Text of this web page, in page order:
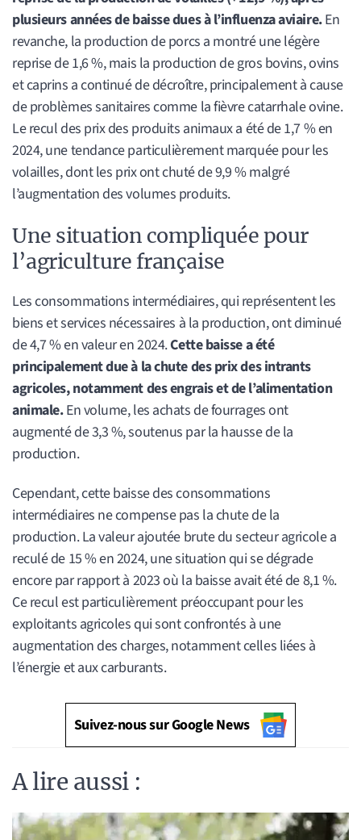
plusieurs années de baisse dues à l’influenza aviaire.En
revanche, la production de porcs a montré une légère
reprise de 1,6 %, mais la production de gros bovins, ovins
et caprins a continué de décroître, principalement à cause
de problèmes sanitaires comme la fièvre catarrhale ovine.
Le recul des prix des produits animaux a été de 1,7 % en
2024, une tendance particulièrement marquée pour les
volailles, dont les prix ont chuté de 9,9 % malgré
l’augmentation des volumes produits.
Une situation compliquée pour
l’agriculture française
Les consommations intermédiaires, qui représentent les
biens et services nécessaires à la production, ont diminué
de 4,7 % en valeur en 2024.Cette baisse a été
principalement due à la chute des prix des intrants
agricoles, notamment des engrais et de l’alimentation
animale.En volume, les achats de fourrages ont
augmenté de 3,3 %, soutenus par la hausse de la
production.
Cependant, cette baisse des consommations
intermédiaires ne compense pas la chute de la
production. La valeur ajoutée brute du secteur agricole a
reculé de 15 % en 2024, une situation qui se dégrade
encore par rapport à 2023 où la baisse avait été de 8,1 %.
Ce recul est particulièrement préoccupant pour les
exploitants agricoles qui sont confrontés à une
augmentation des charges, notamment celles liées à
l’énergie et aux carburants.
Suivez-nous sur Google News
A lire aussi :